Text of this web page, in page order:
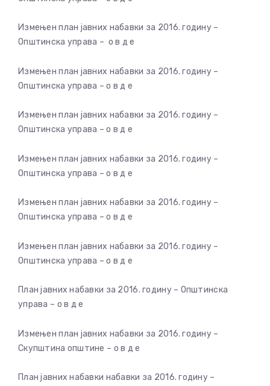
Измењен план јавних набавки за 2016. годину –
Општинска управа – о в д е
Измењен план јавних набавки за 2016. годину –
Општинска управа – о в д е
Измењен план јавних набавки за 2016. годину –
Општинска управа – о в д е
Измењен план јавних набавки за 2016. годину –
Општинска управа – о в д е
Измењен план јавних набавки за 2016. годину –
Општинска управа – о в д е
Измењен план јавних набавки за 2016. годину –
Општинска управа – о в д е
План јавних набавки за 2016. годину – Општинска
управа – о в д е
Измењен план јавних набавки за 2016. годину –
Скупштина општине – о в д е
План јавних набавки набавки за 2016. годину –